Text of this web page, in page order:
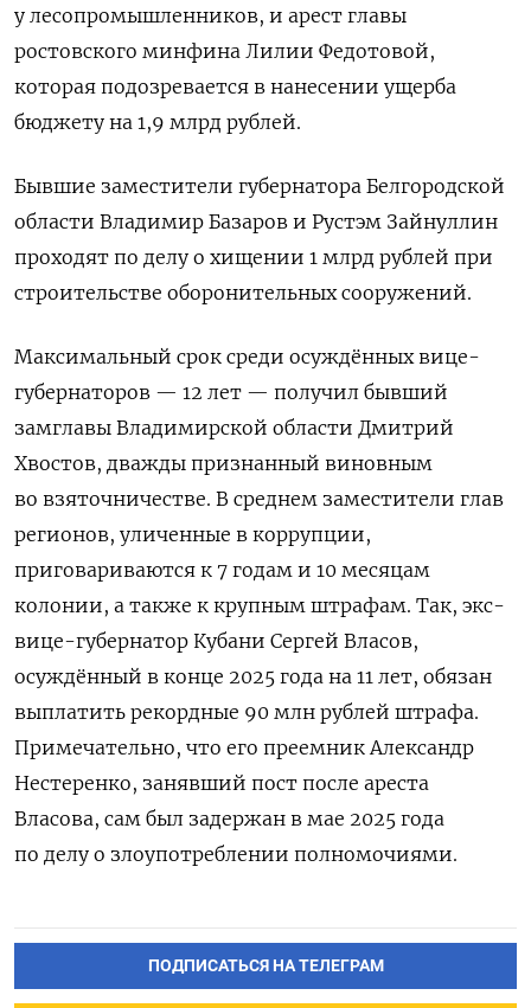
у лесопромышленников, и арест главы
ростовского минфина Лилии Федотовой,
которая подозревается в нанесении ущерба
бюджету на 1,9 млрд рублей.
Бывшие заместители губернатора Белгородской
области Владимир Базаров и Рустэм Зайнуллин
проходят по делу о хищении 1 млрд рублей при
строительстве оборонительных сооружений.
Максимальный срок среди осуждённых вице-
губернаторов — 12 лет — получил бывший
замглавы Владимирской области Дмитрий
Хвостов, дважды признанный виновным
во взяточничестве. В среднем заместители глав
регионов, уличенные в коррупции,
приговариваются к 7 годам и 10 месяцам
колонии, а также к крупным штрафам. Так, экс-
вице-губернатор Кубани Сергей Власов,
осуждённый в конце 2025 года на 11 лет, обязан
выплатить рекордные 90 млн рублей штрафа.
Примечательно, что его преемник Александр
Нестеренко, занявший пост после ареста
Власова, сам был задержан в мае 2025 года
по делу о злоупотреблении полномочиями.
ПОДПИСАТЬСЯ НА ТЕЛЕГРАМ